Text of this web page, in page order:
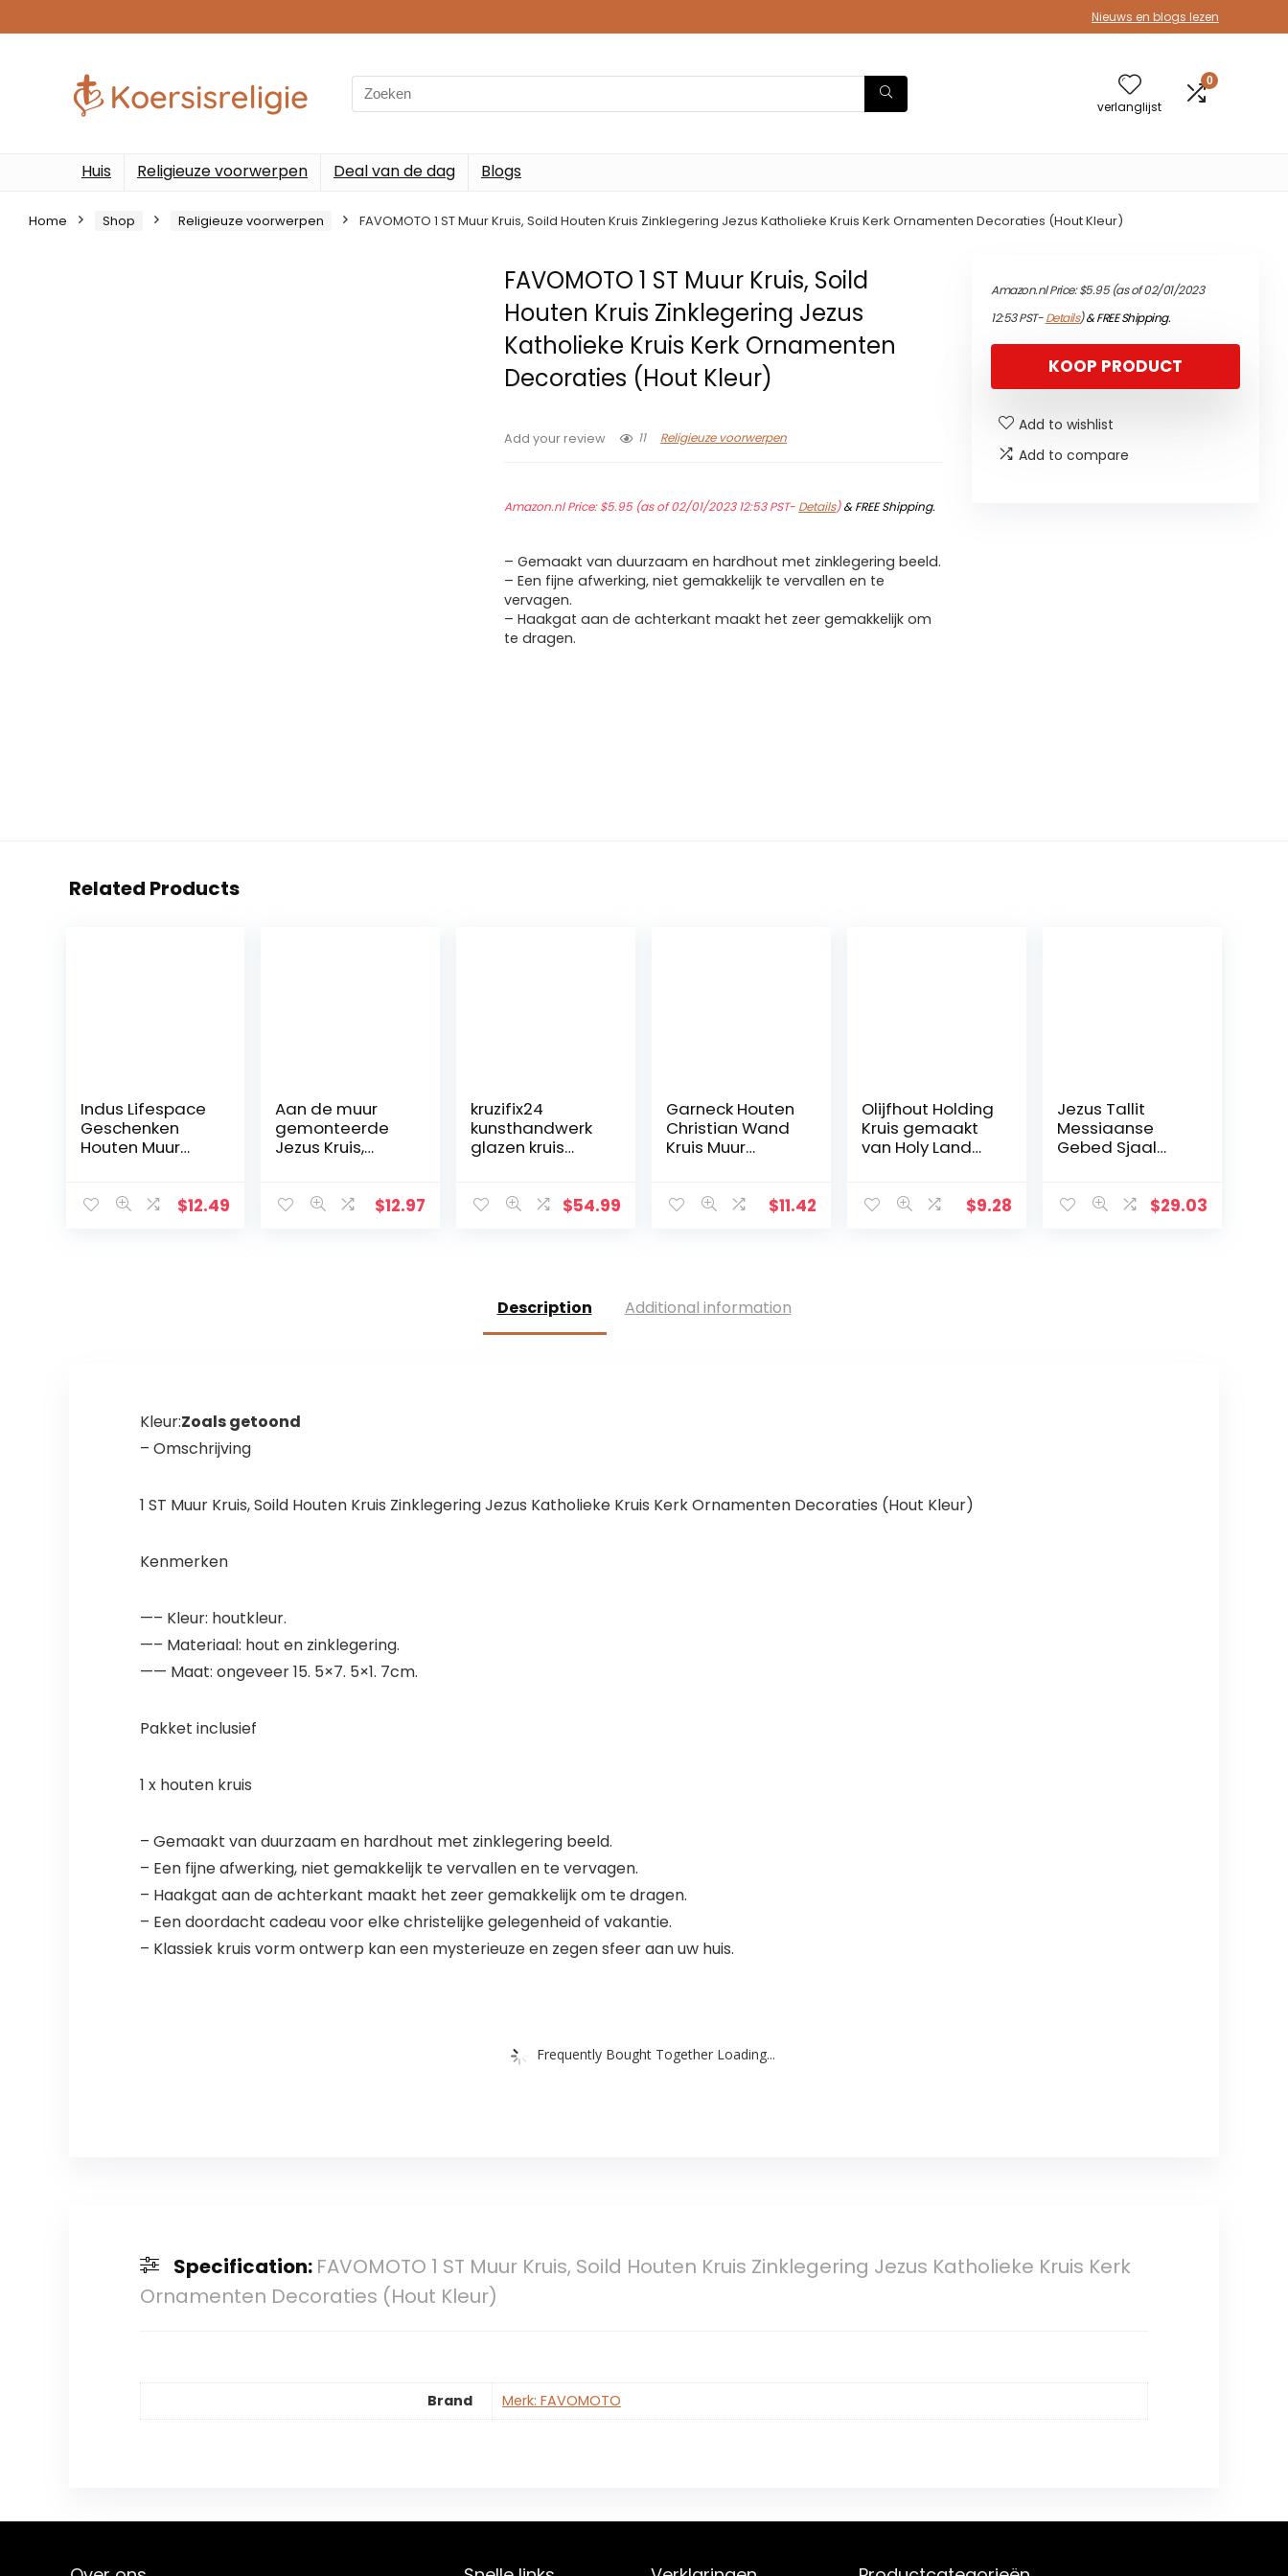
Nieuws en blogs lezen
Search
for:
verlanglijst
0
Huis Religieuze voorwerpen Deal van de dag Blogs
Home Shop Religieuze voorwerpen FAVOMOTO 1 ST Muur Kruis, Soild Houten Kruis Zinklegering Jezus Katholieke Kruis Kerk Ornamenten Decoraties (Hout Kleur)
FAVOMOTO 1 ST Muur Kruis, Soild
Houten Kruis Zinklegering Jezus
Katholieke Kruis Kerk Ornamenten
Decoraties (Hout Kleur)
Add your review 11 Religieuze voorwerpen
Amazon.nl Price:$5.95(as of 02/01/2023 12:53 PST- Details)&FREE Shipping.
– Gemaakt van duurzaam en hardhout met zinklegering beeld.
– Een fijne afwerking, niet gemakkelijk te vervallen en te
vervagen.
– Haakgat aan de achterkant maakt het zeer gemakkelijk om
te dragen.
Amazon.nl Price:$5.95(as of 02/01/2023
12:53 PST-Details)&FREE Shipping.
KOOP PRODUCT
Add to wishlist
Add to compare
Related Products
Indus Lifespace
Geschenken
Houten Muur
Opknoping met
$12.49
Aan de muur
gemonteerde
Jezus Kruis,
decoratie
$12.97
kruzifix24
kunsthandwerk
glazen kruis
blauw
$54.99
Garneck Houten
Christian Wand
Kruis Muur
Zinklegering
(zwart)
$11.42
Olijfhout Holding
Kruis gemaakt
van Holy Land
$9.28
Jezus Tallit
Messiaanse
Gebed Sjaal
Goud Met Tallit
$29.03
Description Additional information
Kleur:Zoals getoond
– Omschrijving
1 ST Muur Kruis, Soild Houten Kruis Zinklegering Jezus Katholieke Kruis Kerk Ornamenten Decoraties (Hout Kleur)
Kenmerken
—– Kleur: houtkleur.
—– Materiaal: hout en zinklegering.
—— Maat: ongeveer 15. 5×7. 5×1. 7cm.
Pakket inclusief
1 x houten kruis
– Gemaakt van duurzaam en hardhout met zinklegering beeld.
– Een fijne afwerking, niet gemakkelijk te vervallen en te vervagen.
– Haakgat aan de achterkant maakt het zeer gemakkelijk om te dragen.
– Een doordacht cadeau voor elke christelijke gelegenheid of vakantie.
– Klassiek kruis vorm ontwerp kan een mysterieuze en zegen sfeer aan uw huis.
Frequently Bought Together Loading...
Specification: FAVOMOTO 1 ST Muur Kruis, Soild Houten Kruis Zinklegering Jezus Katholieke Kruis Kerk
Ornamenten Decoraties (Hout Kleur)
Brand Merk: FAVOMOTO